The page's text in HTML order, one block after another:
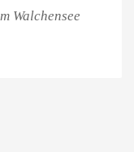
Walchensee